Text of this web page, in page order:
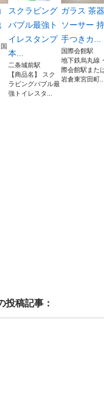
スクラビング
バブル最強ト
イレスタンプ
本...
二条城前駅
【商品名】 スク
ラビングバブル最
強トイレスタ...
ガラス 茶器
ソーサー
手つきカ...
国際会館駅
地下鉄烏丸線
際会館駅また
岩倉東宮田町...
投稿記事：